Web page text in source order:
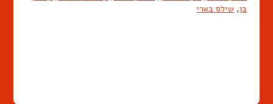
בן, שילס בארי